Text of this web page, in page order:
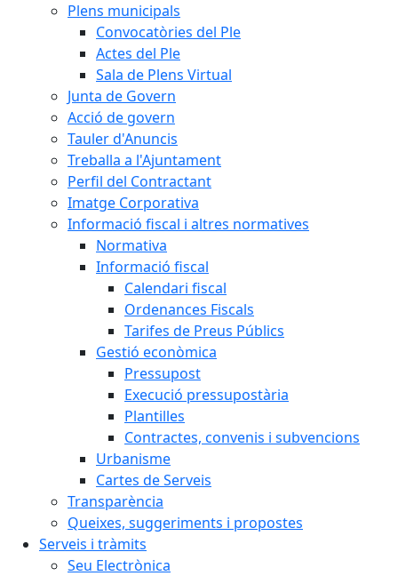
Plens municipals
Convocatòries del Ple
Actes del Ple
Sala de Plens Virtual
Junta de Govern
Acció de govern
Tauler d'Anuncis
Treballa a l'Ajuntament
Perfil del Contractant
Imatge Corporativa
Informació fiscal i altres normatives
Normativa
Informació fiscal
Calendari fiscal
Ordenances Fiscals
Tarifes de Preus Públics
Gestió econòmica
Pressupost
Execució pressupostària
Plantilles
Contractes, convenis i subvencions
Urbanisme
Cartes de Serveis
Transparència
Queixes, suggeriments i propostes
Serveis i tràmits
Seu Electrònica